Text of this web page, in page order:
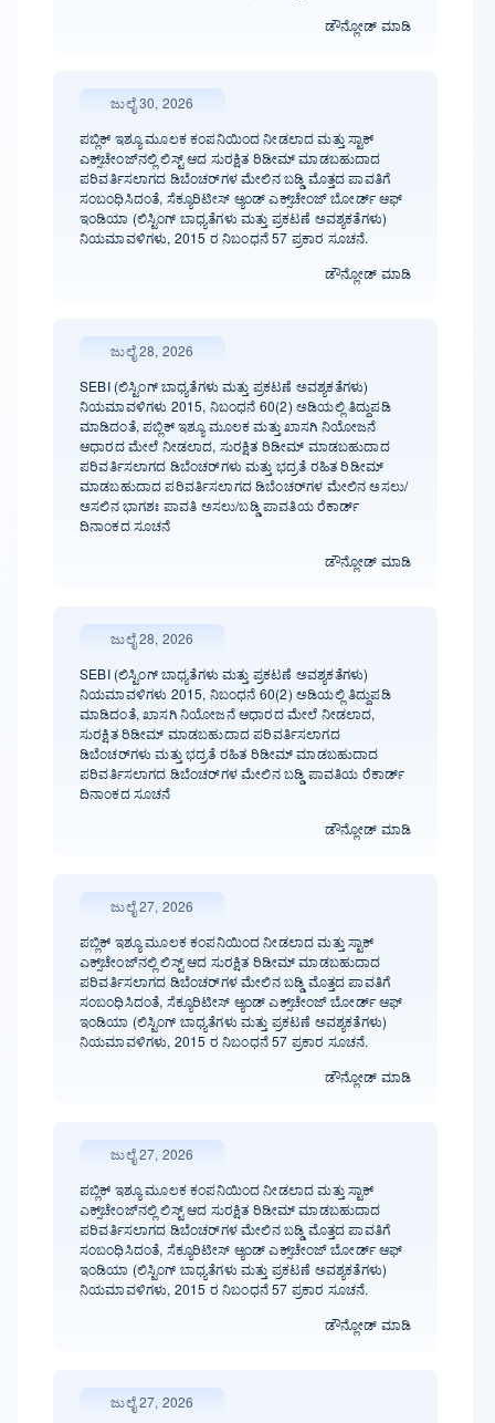
ಡೌನ್ಲೋಡ್ ಮಾಡಿ
ಜುಲೈ 30, 2026
ಪಬ್ಲಿಕ್ ಇಶ್ಯೂ ಮೂಲಕ ಕಂಪನಿಯಿಂದ ನೀಡಲಾದ ಮತ್ತು ಸ್ಟಾಕ್
ಎಕ್ಸ್‌ಚೇಂಜ್‌ನಲ್ಲಿ ಲಿಸ್ಟ್ ಆದ ಸುರಕ್ಷಿತ ರಿಡೀಮ್ ಮಾಡಬಹುದಾದ
ಪರಿವರ್ತಿಸಲಾಗದ ಡಿಬೆಂಚರ್‌ಗಳ ಮೇಲಿನ ಬಡ್ಡಿ ಮೊತ್ತದ ಪಾವತಿಗೆ
ಸಂಬಂಧಿಸಿದಂತೆ, ಸೆಕ್ಯೂರಿಟೀಸ್ ಆ್ಯಂಡ್ ಎಕ್ಸ್‌ಚೇಂಜ್ ಬೋರ್ಡ್‌ ಆಫ್
ಇಂಡಿಯಾ (ಲಿಸ್ಟಿಂಗ್ ಬಾಧ್ಯತೆಗಳು ಮತ್ತು ಪ್ರಕಟಣೆ ಅವಶ್ಯಕತೆಗಳು)
ನಿಯಮಾವಳಿಗಳು, 2015 ರ ನಿಬಂಧನೆ 57 ಪ್ರಕಾರ ಸೂಚನೆ.
ಡೌನ್ಲೋಡ್ ಮಾಡಿ
ಜುಲೈ 28, 2026
SEBI (ಲಿಸ್ಟಿಂಗ್ ಬಾಧ್ಯತೆಗಳು ಮತ್ತು ಪ್ರಕಟಣೆ ಅವಶ್ಯಕತೆಗಳು)
ನಿಯಮಾವಳಿಗಳು 2015, ನಿಬಂಧನೆ 60(2) ಅಡಿಯಲ್ಲಿ ತಿದ್ದುಪಡಿ
ಮಾಡಿದಂತೆ, ಪಬ್ಲಿಕ್ ಇಶ್ಯೂ ಮೂಲಕ ಮತ್ತು ಖಾಸಗಿ ನಿಯೋಜನೆ
ಆಧಾರದ ಮೇಲೆ ನೀಡಲಾದ, ಸುರಕ್ಷಿತ ರಿಡೀಮ್ ಮಾಡಬಹುದಾದ
ಪರಿವರ್ತಿಸಲಾಗದ ಡಿಬೆಂಚರ್‌ಗಳು ಮತ್ತು ಭದ್ರತೆ ರಹಿತ ರಿಡೀಮ್
ಮಾಡಬಹುದಾದ ಪರಿವರ್ತಿಸಲಾಗದ ಡಿಬೆಂಚರ್‌ಗಳ ಮೇಲಿನ ಅಸಲು/
ಅಸಲಿನ ಭಾಗಶಃ ಪಾವತಿ ಅಸಲು/ಬಡ್ಡಿ ಪಾವತಿಯ ರೆಕಾರ್ಡ್
ದಿನಾಂಕದ ಸೂಚನೆ
ಡೌನ್ಲೋಡ್ ಮಾಡಿ
ಜುಲೈ 28, 2026
SEBI (ಲಿಸ್ಟಿಂಗ್ ಬಾಧ್ಯತೆಗಳು ಮತ್ತು ಪ್ರಕಟಣೆ ಅವಶ್ಯಕತೆಗಳು)
ನಿಯಮಾವಳಿಗಳು 2015, ನಿಬಂಧನೆ 60(2) ಅಡಿಯಲ್ಲಿ ತಿದ್ದುಪಡಿ
ಮಾಡಿದಂತೆ, ಖಾಸಗಿ ನಿಯೋಜನೆ ಆಧಾರದ ಮೇಲೆ ನೀಡಲಾದ,
ಸುರಕ್ಷಿತ ರಿಡೀಮ್ ಮಾಡಬಹುದಾದ ಪರಿವರ್ತಿಸಲಾಗದ
ಡಿಬೆಂಚರ್‌ಗಳು ಮತ್ತು ಭದ್ರತೆ ರಹಿತ ರಿಡೀಮ್ ಮಾಡಬಹುದಾದ
ಪರಿವರ್ತಿಸಲಾಗದ ಡಿಬೆಂಚರ್‌ಗಳ ಮೇಲಿನ ಬಡ್ಡಿ ಪಾವತಿಯ ರೆಕಾರ್ಡ್
ದಿನಾಂಕದ ಸೂಚನೆ
ಡೌನ್ಲೋಡ್ ಮಾಡಿ
ಜುಲೈ 27, 2026
ಪಬ್ಲಿಕ್ ಇಶ್ಯೂ ಮೂಲಕ ಕಂಪನಿಯಿಂದ ನೀಡಲಾದ ಮತ್ತು ಸ್ಟಾಕ್
ಎಕ್ಸ್‌ಚೇಂಜ್‌ನಲ್ಲಿ ಲಿಸ್ಟ್ ಆದ ಸುರಕ್ಷಿತ ರಿಡೀಮ್ ಮಾಡಬಹುದಾದ
ಪರಿವರ್ತಿಸಲಾಗದ ಡಿಬೆಂಚರ್‌ಗಳ ಮೇಲಿನ ಬಡ್ಡಿ ಮೊತ್ತದ ಪಾವತಿಗೆ
ಸಂಬಂಧಿಸಿದಂತೆ, ಸೆಕ್ಯೂರಿಟೀಸ್ ಆ್ಯಂಡ್ ಎಕ್ಸ್‌ಚೇಂಜ್ ಬೋರ್ಡ್‌ ಆಫ್
ಇಂಡಿಯಾ (ಲಿಸ್ಟಿಂಗ್ ಬಾಧ್ಯತೆಗಳು ಮತ್ತು ಪ್ರಕಟಣೆ ಅವಶ್ಯಕತೆಗಳು)
ನಿಯಮಾವಳಿಗಳು, 2015 ರ ನಿಬಂಧನೆ 57 ಪ್ರಕಾರ ಸೂಚನೆ.
ಡೌನ್ಲೋಡ್ ಮಾಡಿ
ಜುಲೈ 27, 2026
ಪಬ್ಲಿಕ್ ಇಶ್ಯೂ ಮೂಲಕ ಕಂಪನಿಯಿಂದ ನೀಡಲಾದ ಮತ್ತು ಸ್ಟಾಕ್
ಎಕ್ಸ್‌ಚೇಂಜ್‌ನಲ್ಲಿ ಲಿಸ್ಟ್ ಆದ ಸುರಕ್ಷಿತ ರಿಡೀಮ್ ಮಾಡಬಹುದಾದ
ಪರಿವರ್ತಿಸಲಾಗದ ಡಿಬೆಂಚರ್‌ಗಳ ಮೇಲಿನ ಬಡ್ಡಿ ಮೊತ್ತದ ಪಾವತಿಗೆ
ಸಂಬಂಧಿಸಿದಂತೆ, ಸೆಕ್ಯೂರಿಟೀಸ್ ಆ್ಯಂಡ್ ಎಕ್ಸ್‌ಚೇಂಜ್ ಬೋರ್ಡ್‌ ಆಫ್
ಇಂಡಿಯಾ (ಲಿಸ್ಟಿಂಗ್ ಬಾಧ್ಯತೆಗಳು ಮತ್ತು ಪ್ರಕಟಣೆ ಅವಶ್ಯಕತೆಗಳು)
ನಿಯಮಾವಳಿಗಳು, 2015 ರ ನಿಬಂಧನೆ 57 ಪ್ರಕಾರ ಸೂಚನೆ.
ಡೌನ್ಲೋಡ್ ಮಾಡಿ
ಜುಲೈ 27, 2026